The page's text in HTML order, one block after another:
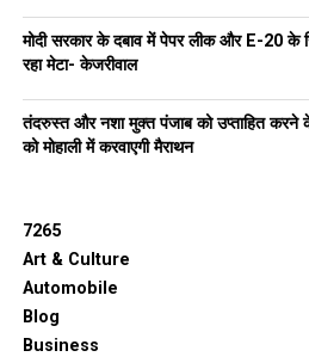
मोदी सरकार के दबाव में पेपर लीक और E-20 के
रहा मेटा- केजरीवाल
तंदरुस्त और नशा मुक्त पंजाब को उप्ताहित करने
को मोहाली में करवाएगी मैराथन
7265
Art & Culture
Automobile
Blog
Business